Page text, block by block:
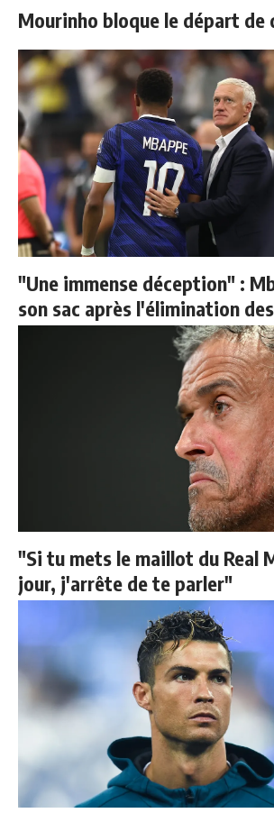
Mourinho bloque le départ de
"Une immense déception" :
son sac après l'élimination
"Si tu mets le maillot du Real
jour, j'arrête de te parler"